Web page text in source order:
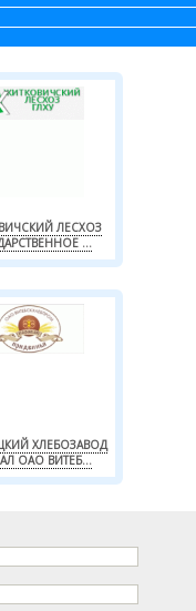
ЛЕСХОЗ
...
ХЛЕБОЗАВОД
ОАО ВИТЕБ...